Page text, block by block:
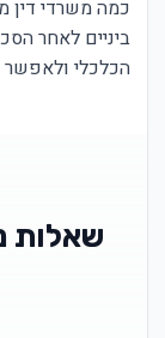
כמה משרדי דין
ביניים לאחר
הכלכלי ולאפשר
שאלות